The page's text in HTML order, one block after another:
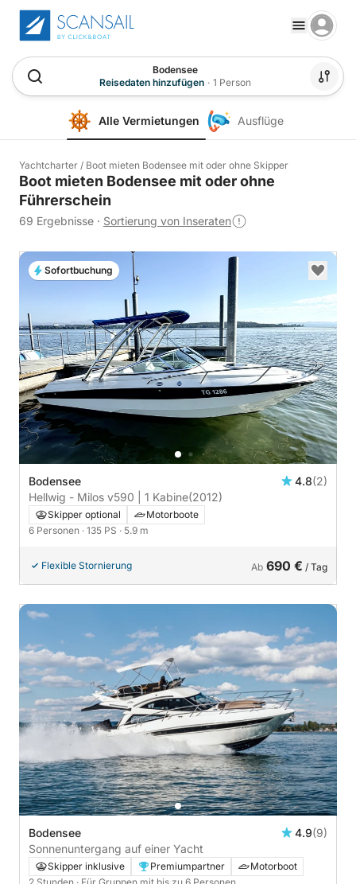
Bodensee
Reisedaten hinzufügen · 1 Person
Alle Vermietungen Ausflüge
Yachtcharter / Boot mieten Bodensee mit oder ohne Skipper
Boot mieten Bodensee mit oder ohne
Führerschein
69 Ergebnisse · Sortierung von Inseraten
Bodensee 4.8(2)
Hellwig - Milos v590 | 1 Kabine(2012)
Skipper optional
Motorboote
6 Personen · 135 PS · 5.9 m
Flexible Stornierung Ab 690 € / Tag
Sofortbuchung
Bodensee 4.9(9)
Sonnenuntergang auf einer Yacht
Skipper inklusive Premiumpartner
Motorboot